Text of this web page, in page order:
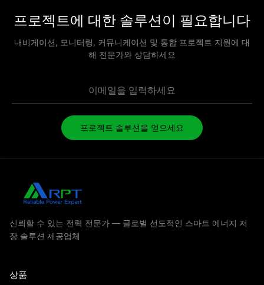
프로젝트에 대한 솔루션이 필요합니다
내비게이션, 모니터링, 커뮤니케이션 및 통합 프로젝트 지원에 대
해 전문가와 상담하세요
프로젝트 솔루션을 얻으세요
신뢰할 수 있는 전력 전문가 — 글로벌 선도적인 스마트 에너지 저
장 솔루션 제공업체
상품